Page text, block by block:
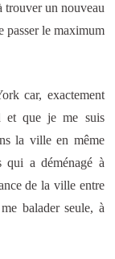
trouver un nouveau
passer le maximum
car, exactement
et que je me suis
la ville en même
qui a déménagé à
de la ville entre
balader seule, à